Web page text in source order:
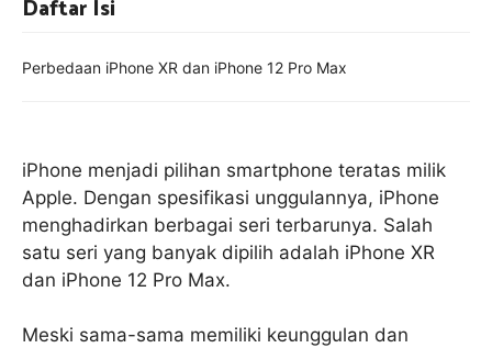
iPhone menjadi pilihan smartphone teratas milik
Apple. Dengan spesifikasi unggulannya, iPhone
menghadirkan berbagai seri terbarunya. Salah
satu seri yang banyak dipilih adalah iPhone XR
dan iPhone 12 Pro Max.
Meski sama-sama memiliki keunggulan dan
Perbedaan iPhone XR dan iPhone 12 Pro Max